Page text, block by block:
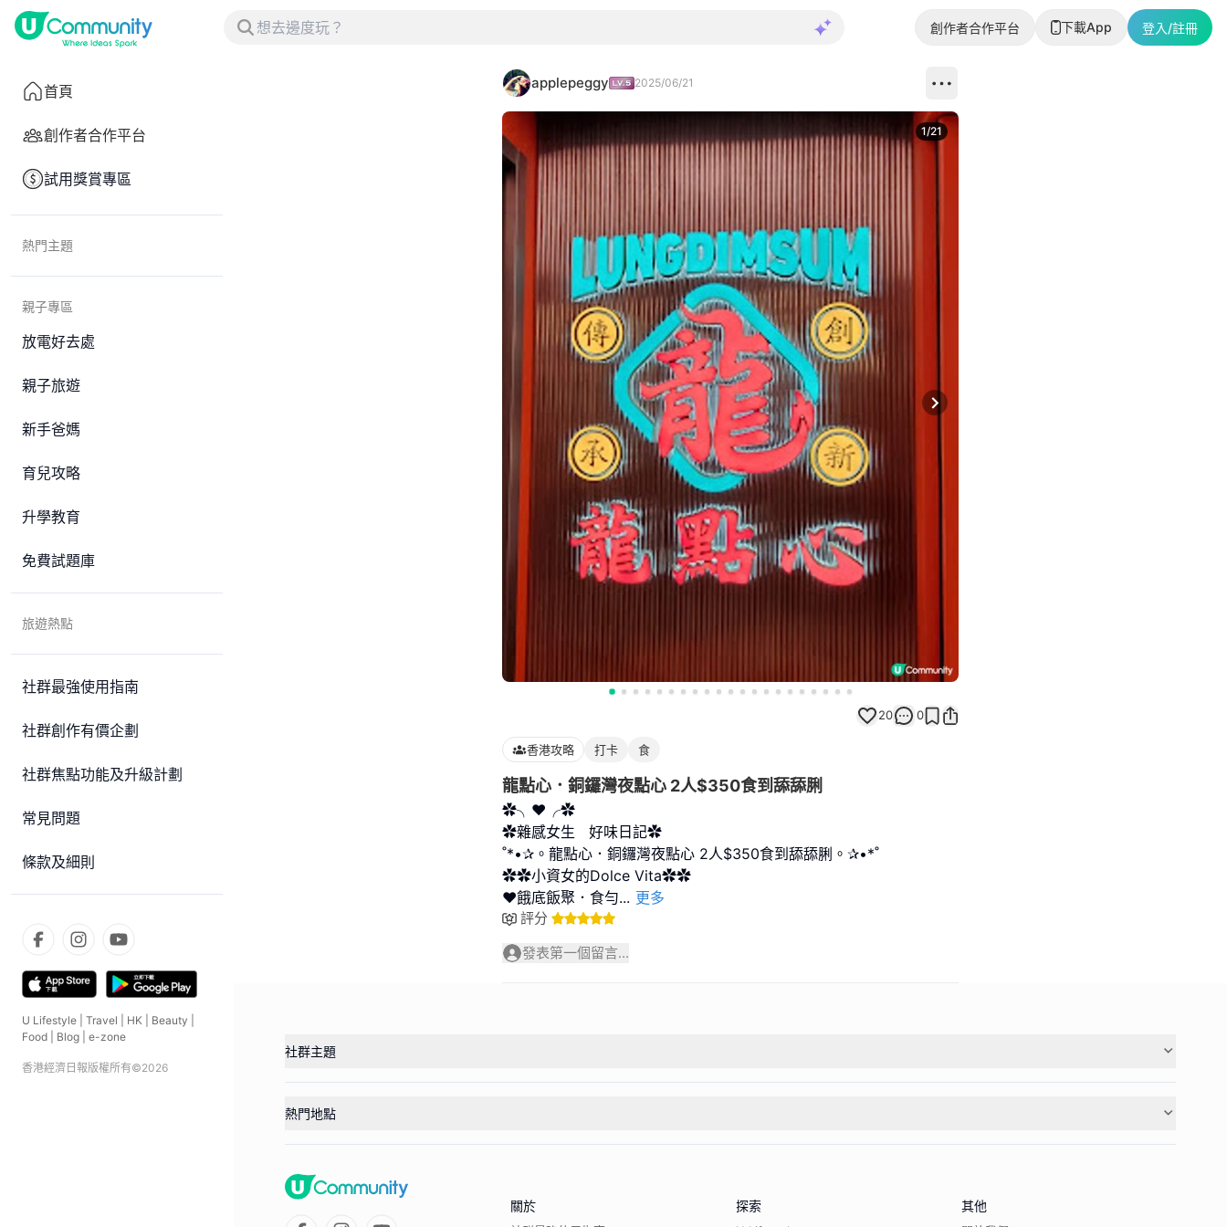
創作者合作平台 下載App 登入/註冊
首頁
創作者合作平台
試用獎賞專區
熱門主題
親子專區
放電好去處
親子旅遊
新手爸媽
育兒攻略
升學教育
免費試題庫
旅遊熱點
社群最強使用指南
社群創作有價企劃
社群焦點功能及升級計劃
常見問題
條款及細則
U Lifestyle Travel HK Beauty
Food
Blog e-zone
香港經濟日報版權所有©2026
applepeggy 2025/06/21
Next slide
1/21
20 0
香港攻略 打卡 食
龍點心．銅鑼灣夜點心 2人$350食到舔舔脷
✿╮❤╭✿
✿雜感女生 好味日記✿
˚*•✰。龍點心．銅鑼灣夜點心 2人$350食到舔舔脷。✰•*˚
✿✿小資女的Dolce Vita✿✿
❤餓底飯聚．食勻... 更多
評分
發表第一個留言...
社群主題
熱門地點
關於 探索 其他